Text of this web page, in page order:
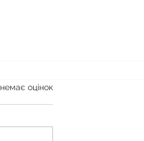
оцінок